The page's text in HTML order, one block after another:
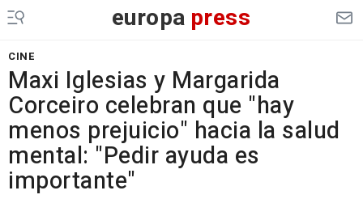
europa press
CINE
Maxi Iglesias y Margarida
Corceiro celebran que "hay
menos prejuicio" hacia la salud
mental: "Pedir ayuda es
importante"